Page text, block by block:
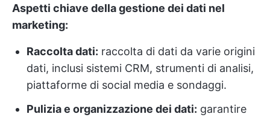
Aspetti chiave della gestione dei dati nel
marketing:
Raccolta dati: raccolta di dati da varie origini
dati, inclusi sistemi CRM, strumenti di analisi,
piattaforme di social media e sondaggi.
Pulizia e organizzazione dei dati: garantire